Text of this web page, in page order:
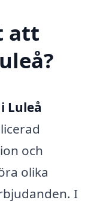
att
Luleå
och
olika
I